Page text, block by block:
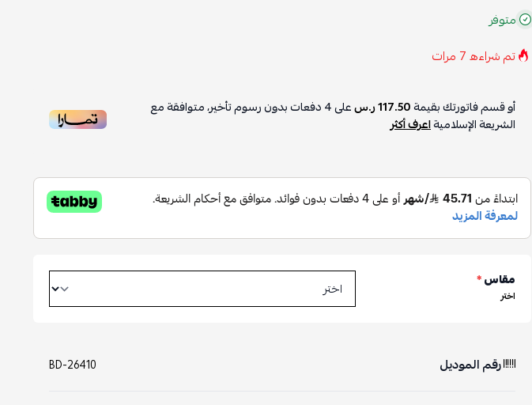
متوفر
تم شراءه7 مرات
أو قسم فاتورتك بقيمة117.50 ر.س على4دفعات بدون رسوم تأخير، متوافقة مع
الشريعة الإسلاميةاعرف أكثر
مقاس*
اختر
رقم الموديل BD-26410